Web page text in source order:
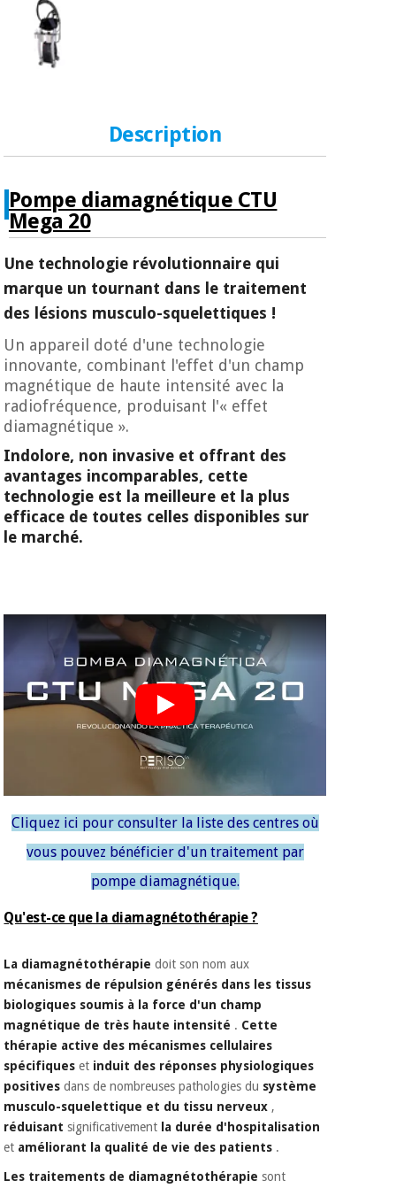
Vétérinaire
Orthopédie
(déstockage)
Description
Pompe diamagnétique CTU
Mega 20
Une technologie révolutionnaire qui
marque un tournant dans le traitement
des lésions musculo-squelettiques !
Un appareil doté d'une technologie
innovante, combinant l'effet d'un champ
magnétique de haute intensité avec la
radiofréquence, produisant l'« effet
diamagnétique ».
Indolore, non invasive et offrant des
avantages incomparables, cette
technologie est la meilleure et la plus
efficace de toutes celles disponibles sur
le marché.
Cliquez ici pour consulter la liste des centres où
vous pouvez bénéficier d'un traitement par
pompe diamagnétique.
Qu'est-ce que la diamagnétothérapie ?
La diamagnétothérapie doit son nom aux
mécanismes de répulsion générés dans les tissus
biologiques soumis à la force d'un champ
magnétique de très haute intensité . Cette
thérapie active des mécanismes cellulaires
spécifiques et induit des réponses physiologiques
positives dans de nombreuses pathologies du système
musculo-squelettique et du tissu nerveux ,
réduisant significativement la durée d'hospitalisation
et améliorant la qualité de vie des patients .
Les traitements de diamagnétothérapie sont